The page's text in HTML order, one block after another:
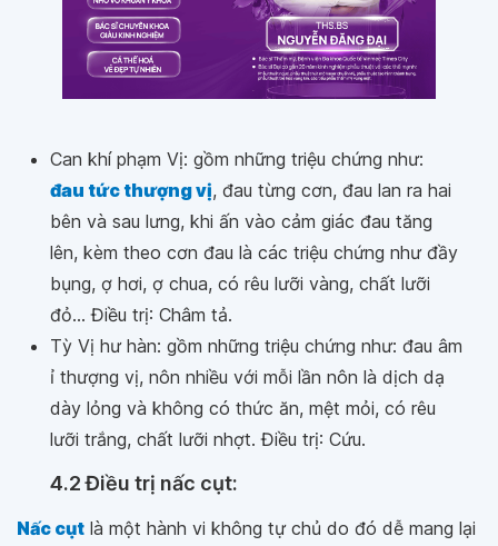
Can khí phạm Vị: gồm những triệu chứng như:
đau tức thượng vị, đau từng cơn, đau lan ra hai
bên và sau lưng, khi ấn vào cảm giác đau tăng
lên, kèm theo cơn đau là các triệu chứng như đầy
bụng, ợ hơi, ợ chua, có rêu lưỡi vàng, chất lưỡi
đỏ... Điều trị: Châm tả.
Tỳ Vị hư hàn: gồm những triệu chứng như: đau âm
ỉ thượng vị, nôn nhiều với mỗi lần nôn là dịch dạ
dày lỏng và không có thức ăn, mệt mỏi, có rêu
lưỡi trắng, chất lưỡi nhợt. Điều trị: Cứu.
4.2Điều trị nấc cụt:
Nấc cụt là một hành vi không tự chủ do đó dễ mang lại